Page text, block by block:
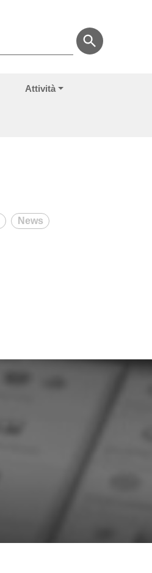
Attività
News